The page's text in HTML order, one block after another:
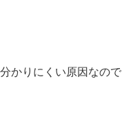
かりにくい原因なので